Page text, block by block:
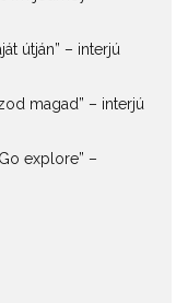
útján” – interjú
magad” – interjú
explore” –